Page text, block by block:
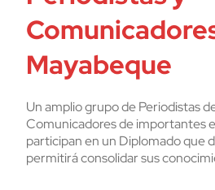
Mayabeque
Un amplio grupo de Periodistas
Comunicadores de importantes
participan en un Diplomado que
permitirá consolidar sus